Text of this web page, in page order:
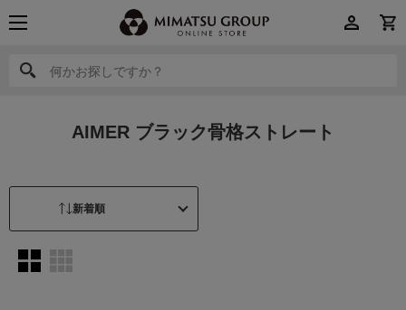
何かお探しですか？
何かお探しですか？
AIMER ブラック骨格ストレート